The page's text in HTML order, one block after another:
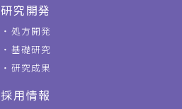
研究開発
処方開発
基礎研究
研究成果
採用情報